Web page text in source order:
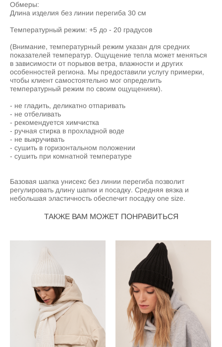
Обмеры:
Длина изделия без линии перегиба 30 см
Температурный режим: +5 до - 20 градусов
(Внимание, температурный режим указан для средних
показателей температур. Ощущение тепла может меняться
в зависимости от порывов ветра, влажности и других
особенностей региона. Мы предоставили услугу примерки,
чтобы клиент самостоятельно мог определить
температурный режим по своим ощущениям).
- не гладить, деликатно отпаривать
- не отбеливать
- рекомендуется химчистка
- ручная стирка в прохладной воде
- не выкручивать
- сушить в горизонтальном положении
- сушить при комнатной температуре
Базовая шапка унисекс без линии перегиба позволит
регулировать длину шапки и посадку. Средняя вязка и
небольшая эластичность обеспечит посадку one size.
ТАКЖЕ ВАМ МОЖЕТ ПОНРАВИТЬСЯ